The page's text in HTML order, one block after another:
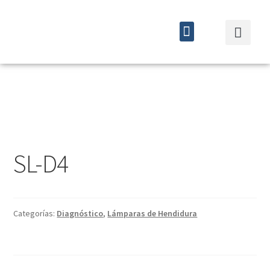
SL-D4
Categorías: Diagnóstico, Lámparas de Hendidura